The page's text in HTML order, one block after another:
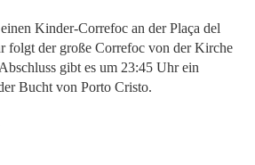
Kinder-Correfoc an der Plaça del
folgt der große Correfoc von der Kirche
gibt es um 23:45 Uhr ein
Bucht von Porto Cristo.